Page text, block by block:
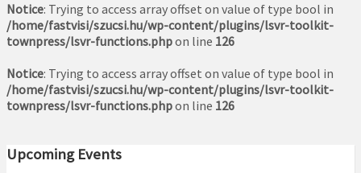
Notice: Trying to access array offset on value of type bool in
/home/fastvisi/szucsi.hu/wp-content/plugins/lsvr-toolkit-
townpress/lsvr-functions.phpon line 126
Notice: Trying to access array offset on value of type bool in
/home/fastvisi/szucsi.hu/wp-content/plugins/lsvr-toolkit-
townpress/lsvr-functions.phpon line 126
Upcoming Events